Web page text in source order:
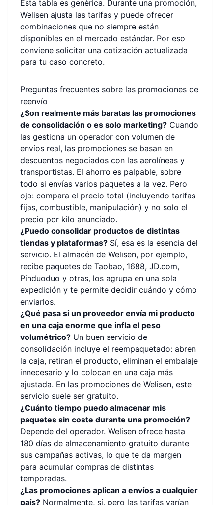
Esta tabla es genérica. Durante una promoción,
Welisen ajusta las tarifas y puede ofrecer
combinaciones que no siempre están
disponibles en el mercado estándar. Por eso
conviene solicitar una cotización actualizada
para tu caso concreto.
Preguntas frecuentes sobre las promociones de
reenvío
¿Son realmente más baratas las promociones
de consolidación o es solo marketing? Cuando
las gestiona un operador con volumen de
envíos real, las promociones se basan en
descuentos negociados con las aerolíneas y
transportistas. El ahorro es palpable, sobre
todo si envías varios paquetes a la vez. Pero
ojo: compara el precio total (incluyendo tarifas
fijas, combustible, manipulación) y no solo el
precio por kilo anunciado.
¿Puedo consolidar productos de distintas
tiendas y plataformas? Sí, esa es la esencia del
servicio. El almacén de Welisen, por ejemplo,
recibe paquetes de Taobao, 1688, JD.com,
Pinduoduo y otras, los agrupa en una sola
expedición y te permite decidir cuándo y cómo
enviarlos.
¿Qué pasa si un proveedor envía mi producto
en una caja enorme que infla el peso
volumétrico? Un buen servicio de
consolidación incluye el reempaquetado: abren
la caja, retiran el producto, eliminan el embalaje
innecesario y lo colocan en una caja más
ajustada. En las promociones de Welisen, este
servicio suele ser gratuito.
¿Cuánto tiempo puedo almacenar mis
paquetes sin coste durante una promoción?
Depende del operador. Welisen ofrece hasta
180 días de almacenamiento gratuito durante
sus campañas activas, lo que te da margen
para acumular compras de distintas
temporadas.
¿Las promociones aplican a envíos a cualquier
país? Normalmente, sí, pero las tarifas varían